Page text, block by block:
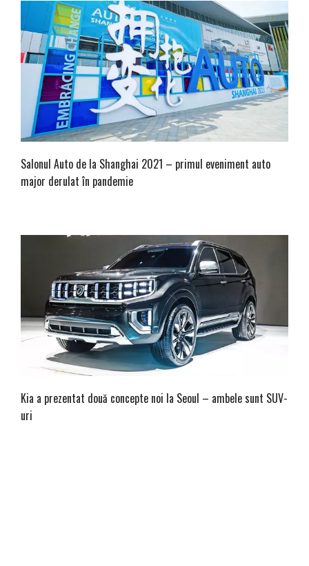
Salonul Auto de la Shanghai 2021 – primul eveniment auto
major derulat în pandemie
Kia a prezentat două concepte noi la Seoul – ambele sunt SUV-
uri